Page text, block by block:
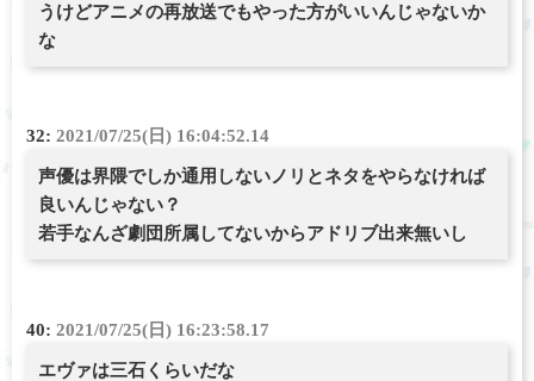
うけどアニメの再放送でもやった方がいいんじゃないか
な
32: 2021/07/25(日) 16:04:52.14
声優は界隈でしか通用しないノリとネタをやらなければ
良いんじゃない？
若手なんざ劇団所属してないからアドリブ出来無いし
40: 2021/07/25(日) 16:23:58.17
エヴァは三石くらいだな